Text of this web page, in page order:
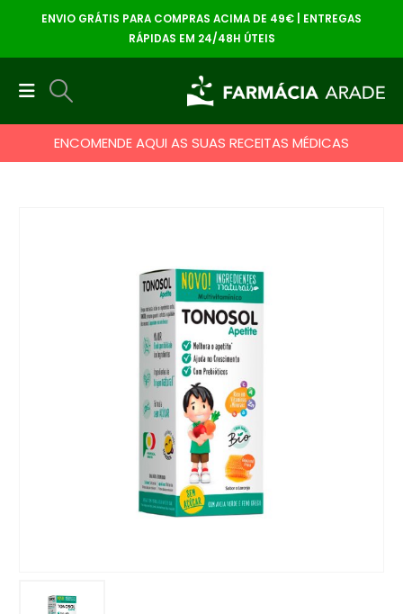
ENVIO GRÁTIS PARA COMPRAS ACIMA DE 49€ | ENTREGAS
RÁPIDAS EM 24/48H ÚTEIS
ENCOMENDE AQUI AS SUAS RECEITAS MÉDICAS